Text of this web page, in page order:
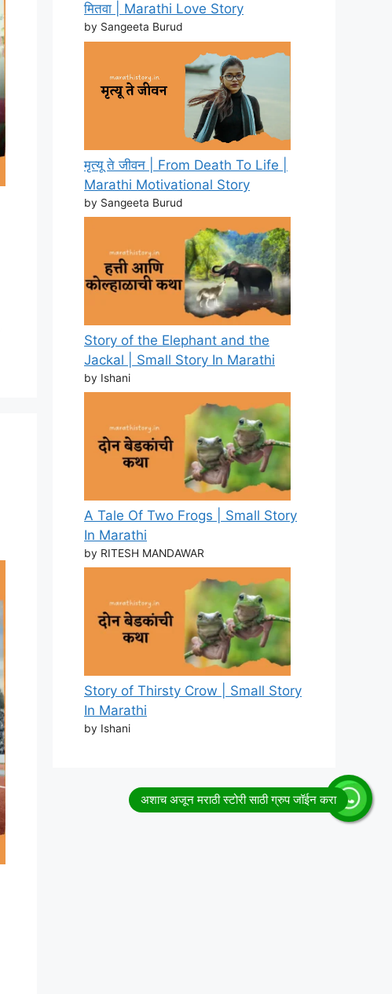
मितवा | Marathi Love Story
by Sangeeta Burud
मृत्यू ते जीवन | From Death To Life |
Marathi Motivational Story
by Sangeeta Burud
Story of the Elephant and the
Jackal | Small Story In Marathi
by Ishani
A Tale Of Two Frogs | Small Story
In Marathi
by RITESH MANDAWAR
Story of Thirsty Crow | Small Story
In Marathi
by Ishani